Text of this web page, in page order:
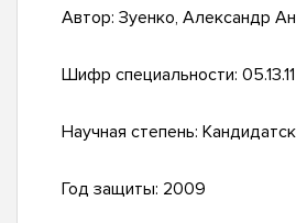
Автор: Зуенко, Александр
Шифр специальности: 05.13.11
Научная степень:
Год защиты: 2009